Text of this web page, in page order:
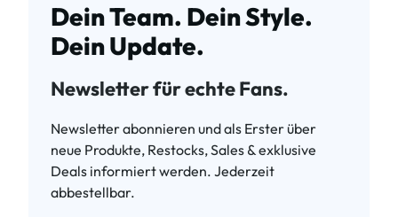
Dein Team. Dein Style.
Dein Update.
Newsletter für echte Fans.
Newsletter abonnieren und als Erster über
neue Produkte, Restocks, Sales & exklusive
Deals informiert werden. Jederzeit
abbestellbar.